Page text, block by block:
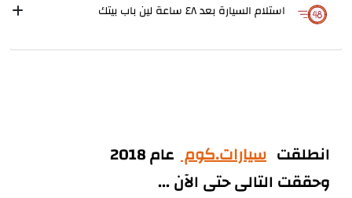
استلام السيارة بعد ٤٨ ساعة لين باب بيتك
انطلقت سيارات.كوم عام 2018
وحققت التالى حتى الآن ...